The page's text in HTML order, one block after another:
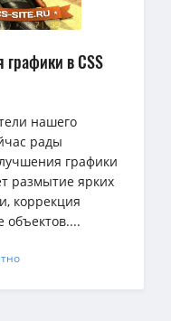
графики в CSS
нашего
рады
графики
размытие ярких
коррекция
объектов....